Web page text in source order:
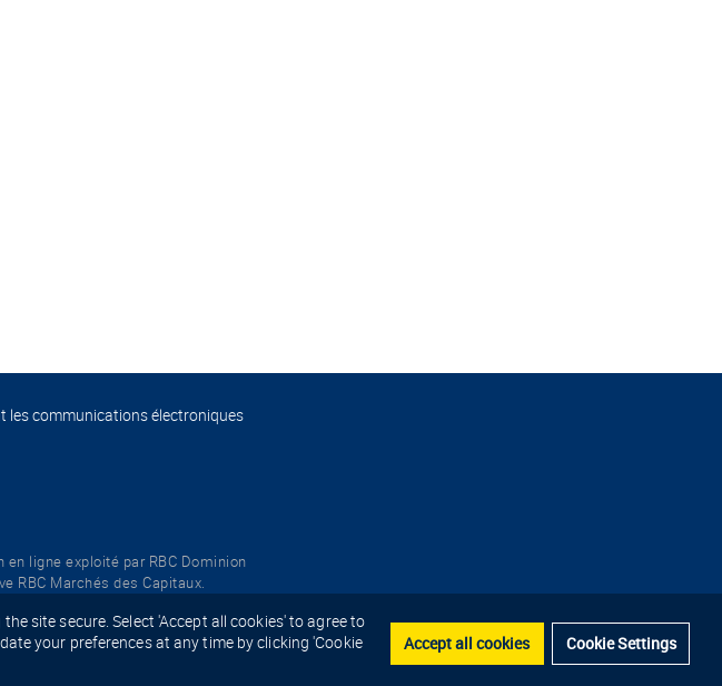
les communications électroniques
ligne exploité par RBC Dominion
RBC Marchés des Capitaux.
site secure. Select 'Accept all cookies' to agree to
your preferences at any time by clicking 'Cookie
Accept all cookies Cookie Settings